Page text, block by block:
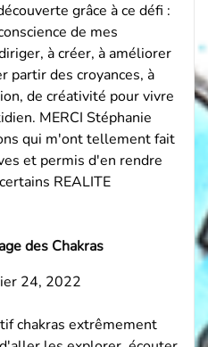
grâce à ce défi :
de mes
à créer, à améliorer
partir des croyances, à
de créativité pour vivre
MERCI Stéphanie
qui m'ont tellement fait
et permis d'en rendre
REALITE
des Chakras
24, 2022
chakras extrêmement